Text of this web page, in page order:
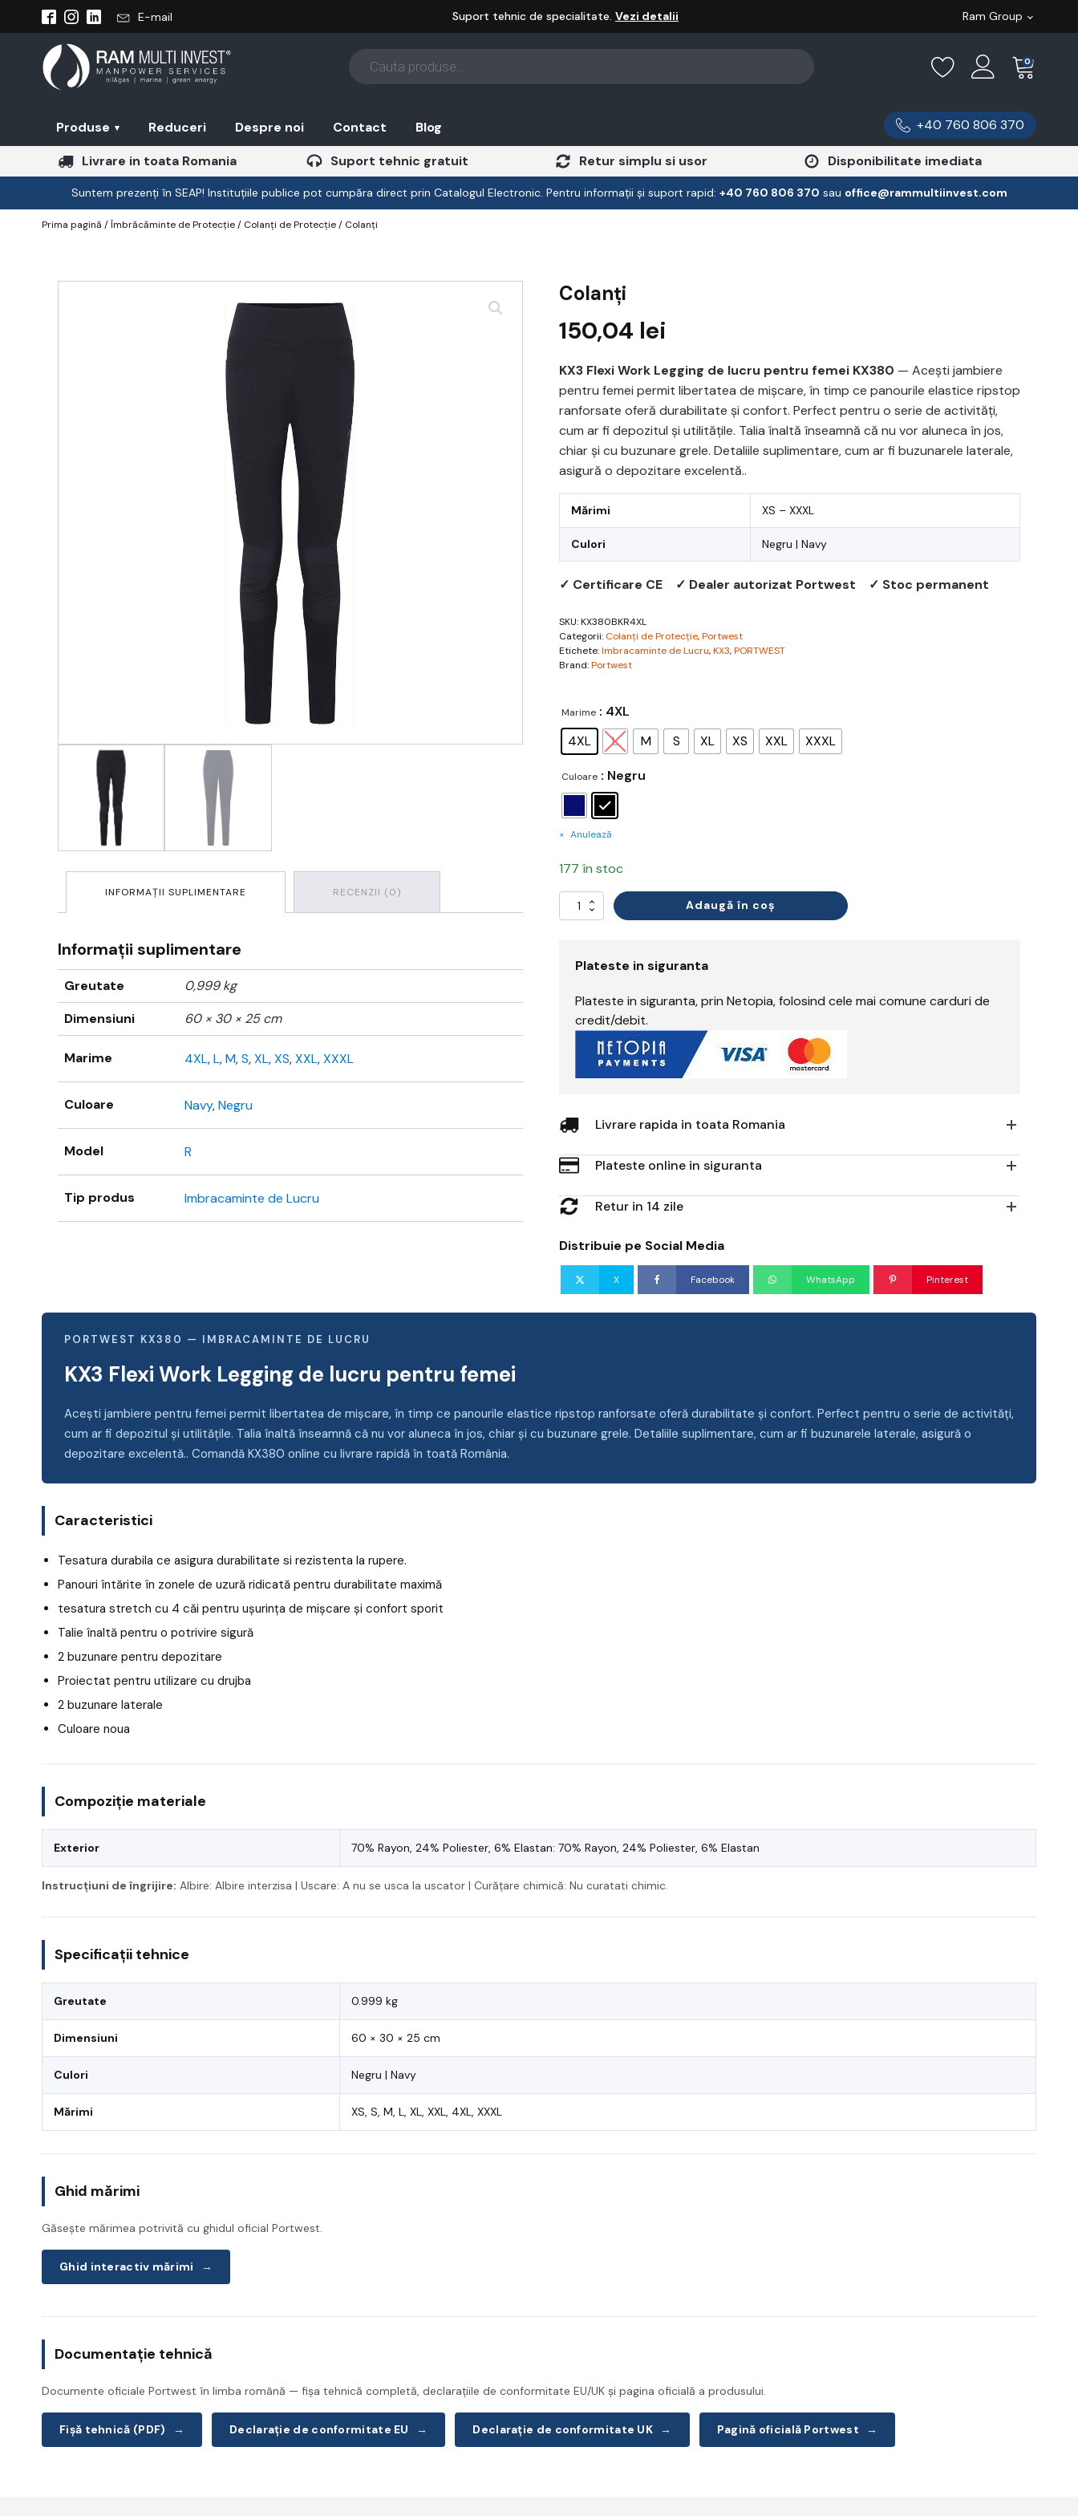
E-mail Suport tehnic de specialitate.Vezi detalii Ram Group
Products
search
0
Produse ▾ Reduceri Despre noi Contact Blog +40 760 806 370
Livrare in toata Romania Suport tehnic gratuit Retur simplu si usor Disponibilitate imediata
Suntem prezenți în SEAP! Instituțiile publice pot cumpăra direct prin Catalogul Electronic. Pentru informații și suport rapid: ‪+40 760 806 370 ‬ sau office@rammultiinvest.com
Prima pagină /Îmbrăcăminte de Protecție/ Colanți de Protecție/ Colanți
INFORMAȚII SUPLIMENTARE RECENZII (0)
Informații suplimentare
Greutate
0,999 kg
Dimensiuni
60 × 30 × 25 cm
Marime 4XL,L,M,S,XL,XS,XXL,XXXL
Culoare Navy,Negru
Model R
Tip produs Imbracaminte de Lucru
Colanți
150,04 lei
KX3 Flexi Work Legging de lucru pentru femei KX380 — Acești jambiere
pentru femei permit libertatea de mișcare, în timp ce panourile elastice ripstop
ranforsate oferă durabilitate și confort. Perfect pentru o serie de activități,
cum ar fi depozitul și utilitățile. Talia înaltă înseamnă că nu vor aluneca în jos,
chiar și cu buzunare grele. Detaliile suplimentare, cum ar fi buzunarele laterale,
asigură o depozitare excelentă..
Mărimi XS – XXXL
Culori Negru | Navy
✓ Certificare CE ✓ Dealer autorizat Portwest ✓ Stoc permanent
SKU:KX380BKR4XL
Categorii: Colanți de Protecție,Portwest
Etichete:Imbracaminte de Lucru,KX3,PORTWEST
Brand:Portwest
Marime : 4XL
4XL
L M S XL XS XXL XXXL
Culoare : Negru
Anulează
177 în stoc
Cantitate
Colanți
Adaugă în coș
Plateste in siguranta
Plateste in siguranta, prin Netopia, folosind cele mai comune carduri de
credit/debit.
Livrare rapida in toata Romania
Plateste online in siguranta
Retur in 14 zile
Distribuie pe Social Media
X Facebook WhatsApp Pinterest
PORTWEST KX380 — IMBRACAMINTE DE LUCRU
KX3 Flexi Work Legging de lucru pentru femei
Acești jambiere pentru femei permit libertatea de mișcare, în timp ce panourile elastice ripstop ranforsate oferă durabilitate și confort. Perfect pentru o serie de activități,
cum ar fi depozitul și utilitățile. Talia înaltă înseamnă că nu vor aluneca în jos, chiar și cu buzunare grele. Detaliile suplimentare, cum ar fi buzunarele laterale, asigură o
depozitare excelentă.. Comandă KX380 online cu livrare rapidă în toată România.
Caracteristici
Tesatura durabila ce asigura durabilitate si rezistenta la rupere.
Panouri întărite în zonele de uzură ridicată pentru durabilitate maximă
tesatura stretch cu 4 căi pentru ușurința de mișcare și confort sporit
Talie înaltă pentru o potrivire sigură
2 buzunare pentru depozitare
Proiectat pentru utilizare cu drujba
2 buzunare laterale
Culoare noua
Compoziție materiale
Exterior 70% Rayon, 24% Poliester, 6% Elastan: 70% Rayon, 24% Poliester, 6% Elastan
Instrucțiuni de îngrijire: Albire: Albire interzisa | Uscare: A nu se usca la uscator | Curățare chimică: Nu curatati chimic.
Specificații tehnice
Greutate 0.999 kg
Dimensiuni 60 × 30 × 25 cm
Culori Negru | Navy
Mărimi XS, S, M, L, XL, XXL, 4XL, XXXL
Ghid mărimi
Găsește mărimea potrivită cu ghidul oficial Portwest.
Ghid interactiv mărimi →
Documentație tehnică
Documente oficiale Portwest în limba română — fișa tehnică completă, declarațiile de conformitate EU/UK și pagina oficială a produsului.
Fișă tehnică (PDF) → Declarație de conformitate EU → Declarație de conformitate UK → Pagină oficială Portwest →